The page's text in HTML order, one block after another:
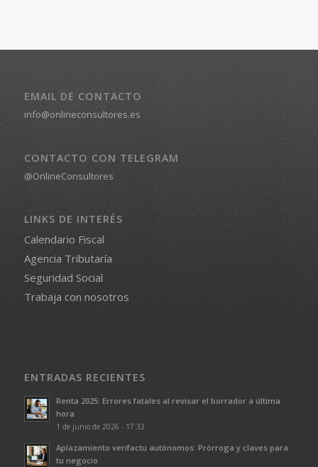
EMAIL DE CONTACTO
info@onlineconsultores.es
CONTACTO CON TELEGRAM
@OnlineConsultores
LINKS DE INTERÉS
Calendario Fiscal
Agencia Tributaría
Seguridad Social
Trabaja con nosotros
ENTRADAS RECIENTES
Renta 2025: Errores fatales al revisar el borrador a última
hora
1 de junio de 2026 - 17:32
Aplazamiento verifactu autónomos: Prórroga y claves para
tu negocio